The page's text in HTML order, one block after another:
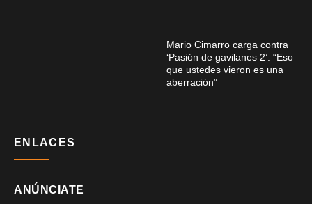
Mario Cimarro carga contra
‘Pasión de gavilanes 2’: “Eso
que ustedes vieron es una
aberración”
ENLACES
ANÚNCIATE